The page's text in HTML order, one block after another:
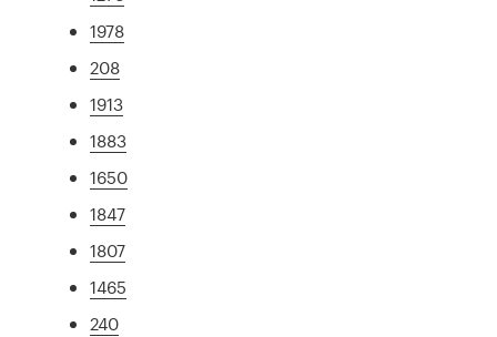
1978
208
1913
1883
1650
1847
1807
1465
240